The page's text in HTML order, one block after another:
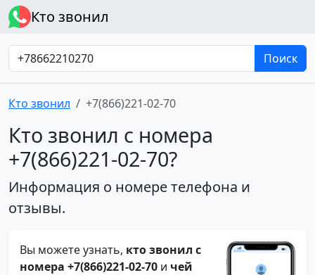
Кто звонил
Поиск
Кто звонил +7(866)221-02-70
Кто звонил с номера
+7(866)221-02-70?
Информация о номере телефона и
отзывы.
Вы можете узнать, кто звонил с
номера +7(866)221-02-70 и чей